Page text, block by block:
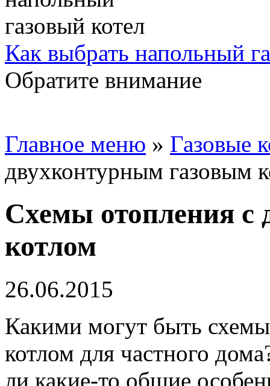
Как выбрать напольный
Обратите внимание
Главное меню » Газовые
двухконтурным газовым
Схемы отопления с
котлом
26.06.2015
Какими могут быть
котлом для частного
ли какие-то общие